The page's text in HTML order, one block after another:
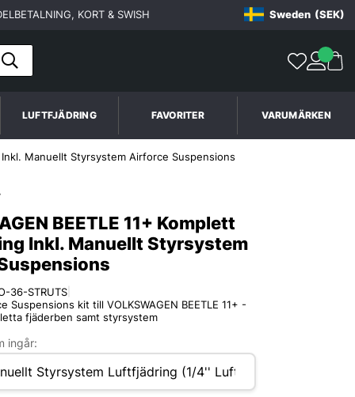
KORT & SWISH Sweden (SEK)
LUFTFJÄDRING FAVORITER VARUMÄRKEN
Inkl. Manuellt Styrsystem Airforce Suspensions
BEETLE 11+ Komplett
Inkl. Manuellt Styrsystem
36-STRUTS
Suspensions kit till VOLKSWAGEN BEETLE 11+ -
fjäderben samt styrsystem
ingår: